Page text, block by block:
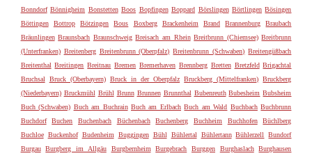
Bonndorf Bönnigheim Bonstetten Boos Bopfingen Boppard Börslingen Börtlingen Bösingen
Böttingen
Bottrop Bötzingen Bous Boxberg Brackenheim Brand Brannenburg
Braubach
Bräunlingen Braunsbach Braunschweig Breisach am Rhein Breitbrunn (Chiemsee) Breitbrunn
(Unterfranken) Breitenberg Breitenbrunn (Oberpfalz) Breitenbrunn (Schwaben) Breitengüßbach
Breitenthal Breitingen Breitnau Bremen Bremerhaven Brennberg Bretten Bretzfeld Brigachtal
Bruchsal
Bruck (Oberbayern) Bruck in der Oberpfalz Bruckberg (Mittelfranken) Bruckberg
(Niederbayern) Bruckmühl Brühl Brunn Brunnen Brunnthal Bubenreuth Bubesheim Bubsheim
Buch (Schwaben) Buch am Buchrain Buch am Erlbach Buch am Wald Buchbach Buchbrunn
Buchdorf
Buchen Buchenbach Büchenbach Buchenberg Buchheim Buchhofen
Büchlberg
Buchloe Buckenhof Budenheim Buggingen Bühl Bühlertal Bühlertann Bühlerzell
Bundorf
Burgau
Burgberg im Allgäu Burgbernheim Burgebrach Burggen Burghaslach
Burghausen